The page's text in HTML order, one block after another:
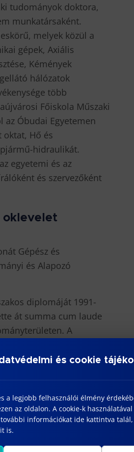
tudományok doktora,
munkatársaként.
melyek közül a
gépek, Axiális
Kémények
hálózatok
több
Főiskola Műszaki
az Óbudai Egyetemen
oktat, Hő és
hidraulikát.
egyetemi és az
és szervezőként
oklevelet
Gépész és
és Alapozó
diplomáját 1991-
át summa cum laude
A
Donát Gépész és
kezdetben
2021-től
kari-egyetemi
szervezi a
A matematikai tárgyak
vezeti mind nappali,
annak érdekében,
és cookie
a legjobb felhasználói élmény
az oldalon. A cookie-k
információkat ide kattintva
is.